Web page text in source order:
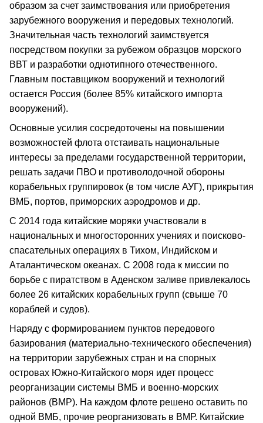
образом за счет заимствования или приобретения
зарубежного вооружения и передовых технологий.
Значительная часть технологий заимствуется
посредством покупки за рубежом образцов морского
ВВТ и разработки однотипного отечественного.
Главным поставщиком вооружений и технологий
остается Россия (более 85% китайского импорта
вооружений).
Основные усилия сосредоточены на повышении
возможностей флота отстаивать национальные
интересы за пределами государственной территории,
решать задачи ПВО и противолодочной обороны
корабельных группировок (в том числе АУГ), прикрытия
ВМБ, портов, приморских аэродромов и др.
С 2014 года китайские моряки участвовали в
национальных и многосторонних учениях и поисково-
спасательных операциях в Тихом, Индийском и
Аталантическом океанах. С 2008 года к миссии по
борьбе с пиратством в Аденском заливе привлекалось
более 26 китайских корабельных групп (свыше 70
кораблей и судов).
Наряду с формированием пунктов передового
базирования (материально-технического обеспечения)
на территории зарубежных стран и на спорных
островах Южно-Китайского моря идет процесс
реорганизации системы ВМБ и военно-морских
районов (ВМР). На каждом флоте решено оставить по
одной ВМБ, прочие реорганизовать в ВМР. Китайские